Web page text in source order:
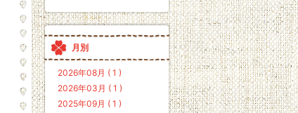
月別
2026年08月 ( 1 )
2026年03月 ( 1 )
2025年09月 ( 1 )